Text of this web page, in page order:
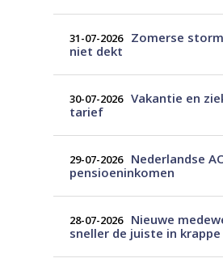
31-07-2026
Zomerse
niet dekt
30-07-2026 Vakantie en
tarief
29-07-2026
Nederlandse
pensioeninkomen
28-07-2026
Nieuwe
sneller de juiste in